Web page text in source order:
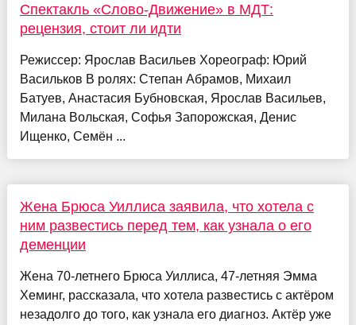
Спектакль «Слово-Движение» в МДТ:
рецензия, стоит ли идти
Режиссер: Ярослав Васильев Хореограф: Юрий
Васильков В ролях: Степан Абрамов, Михаил
Батуев, Анастасия Бубновская, Ярослав Васильев,
Милана Вольская, Софья Запорожская, Денис
Ищенко, Семён ...
Жена Брюса Уиллиса заявила, что хотела с
ним развестись перед тем, как узнала о его
деменции
Жена 70-летнего Брюса Уиллиса, 47-летняя Эмма
Хеминг, рассказала, что хотела развестись с актёром
незадолго до того, как узнала его диагноз. Актёр уже